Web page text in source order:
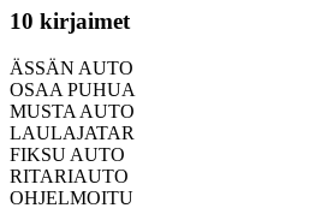
10 kirjaimet
ÄSSÄN AUTO
OSAA PUHUA
MUSTA AUTO
LAULAJATAR
FIKSU AUTO
RITARIAUTO
OHJELMOITU